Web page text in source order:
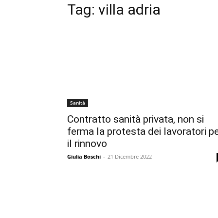
Tag: villa adria
Sanità
Contratto sanità privata, non si
ferma la protesta dei lavoratori
il rinnovo
Giulia Boschi - 21 Dicembre 2022